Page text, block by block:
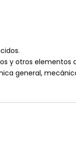
y otros elementos
general,